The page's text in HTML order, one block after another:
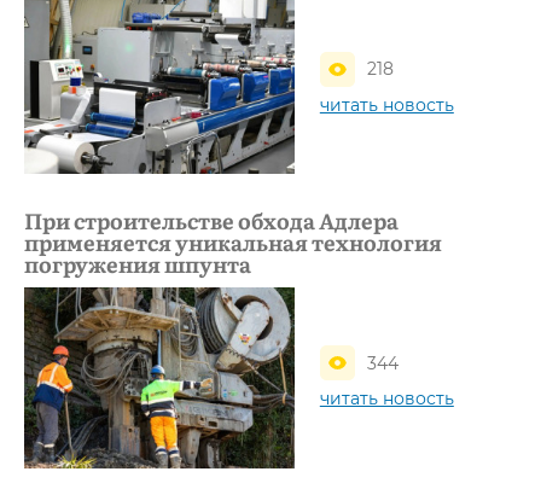
218
читать новость
При строительстве обхода Адлера
применяется уникальная технология
погружения шпунта
344
читать новость